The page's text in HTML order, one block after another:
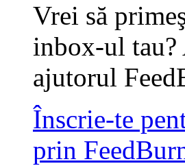
Vrei să
inbox-ul tau?
ajutorul
Înscrie-te
prin